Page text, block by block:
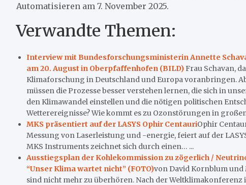
Automatisieren am 7. November 2025.
Verwandte Themen:
Interview mit Bundesforschungsministerin Annette
am 20. August in Oberpfaffenhofen (BILD)Frau Schavan,
Klimaforschung in Deutschland und Europa voranbringen.
müssen die Prozesse besser verstehen lernen, die sich in
den Klimawandel einstellen und die nötigen politischen
Wetterereignisse? Wie kommt es zu Ozonstörungen in
MKS präsentiert auf der LASYS Ophir CentauriOphir
Messung von Laserleistung und -energie, feiert auf der
MKS Instruments zeichnet sich durch einen… ...
Ausstiegsplan der Kohlekommission zu zögerlich /
“Unser Klima wartet nicht” (FOTO)von David Kornblum und
sind nicht mehr zu überhören. Nach der